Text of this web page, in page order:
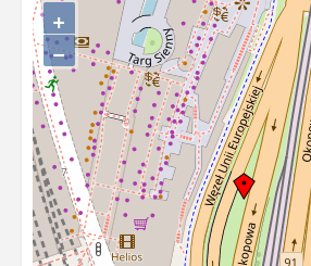
+
−